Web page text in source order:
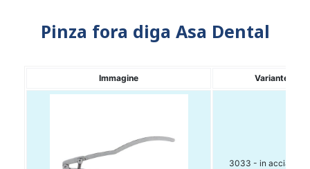
Pinza fora diga Asa Dental
Immagine Variante
3033 - in acciaio